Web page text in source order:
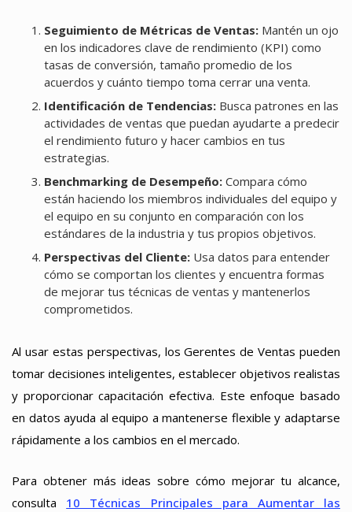
Seguimiento de Métricas de Ventas:Mantén un ojo
en los indicadores clave de rendimiento (KPI) como
tasas de conversión, tamaño promedio de los
acuerdos y cuánto tiempo toma cerrar una venta.
Identificación de Tendencias:Busca patrones en las
actividades de ventas que puedan ayudarte a predecir
el rendimiento futuro y hacer cambios en tus
estrategias.
Benchmarking de Desempeño:Compara cómo
están haciendo los miembros individuales del equipo y
el equipo en su conjunto en comparación con los
estándares de la industria y tus propios objetivos.
Perspectivas del Cliente:Usa datos para entender
cómo se comportan los clientes y encuentra formas
de mejorar tus técnicas de ventas y mantenerlos
comprometidos.
Al usar estas perspectivas, los Gerentes de Ventas pueden
tomar decisiones inteligentes, establecer objetivos realistas
y proporcionar capacitación efectiva. Este enfoque basado
en datos ayuda al equipo a mantenerse flexible y adaptarse
rápidamente a los cambios en el mercado.
Para obtener más ideas sobre cómo mejorar tu alcance,
consulta 10 Técnicas Principales para Aumentar las